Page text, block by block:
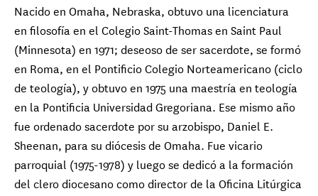
Nacido en Omaha, Nebraska, obtuvo una licenciatura
en filosofía en el Colegio Saint-Thomas en Saint Paul
(Minnesota) en 1971; deseoso de ser sacerdote, se formó
en Roma, en el Pontificio Colegio Norteamericano (ciclo
de teología), y obtuvo en 1975 una maestría en teología
en la Pontificia Universidad Gregoriana. Ese mismo año
fue ordenado sacerdote por su arzobispo, Daniel E.
Sheenan, para su diócesis de Omaha. Fue vicario
parroquial (1975-1978) y luego se dedicó a la formación
del clero diocesano como director de la Oficina Litúrgica